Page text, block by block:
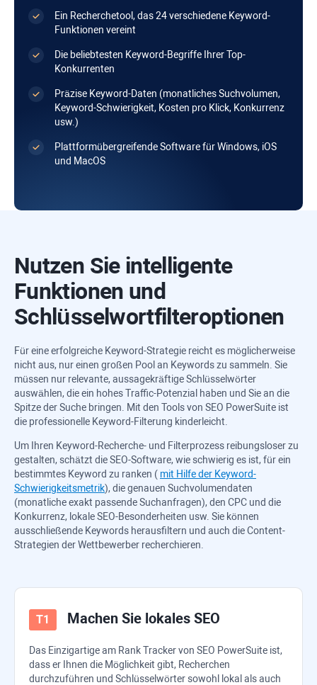
Ein Recherchetool, das 24 verschiedene Keyword-
Funktionen vereint
Die beliebtesten Keyword-Begriffe Ihrer Top-
Konkurrenten
Präzise Keyword-Daten (monatliches Suchvolumen,
Keyword-Schwierigkeit, Kosten pro Klick, Konkurrenz
usw.)
Plattformübergreifende Software fürWindows, iOS
und MacOS
Nutzen Sie intelligente
Funktionen und
Schlüsselwortfilteroptionen
Für eine erfolgreiche Keyword-Strategie reicht es möglicherweise
nicht aus, nur einen großen Pool an Keywords zu sammeln. Sie
müssen nur relevante, aussagekräftige Schlüsselwörter
auswählen, die ein hohes Traffic-Potenzial haben und Sie an die
Spitze der Suche bringen. Mit den Tools von SEO PowerSuite ist
die professionelle Keyword-Filterung kinderleicht.
Um Ihren Keyword-Recherche- und Filterprozess reibungsloser zu
gestalten, schätzt die SEO-Software, wie schwierig es ist, für ein
bestimmtes Keyword zu ranken ( mit Hilfe der Keyword-
Schwierigkeitsmetrik), die genauen Suchvolumendaten
(monatliche exakt passende Suchanfragen), den CPC und die
Konkurrenz, lokale SEO-Besonderheiten usw. Sie können
ausschließende Keywords herausfiltern und auch die Content-
Strategien der Wettbewerber recherchieren.
Machen Sie lokales SEO
Das Einzigartige am Rank Trackervon SEO PowerSuite ist,
dass er Ihnen die Möglichkeit gibt, Recherchen
durchzuführen und Schlüsselwörter sowohl lokal als auch